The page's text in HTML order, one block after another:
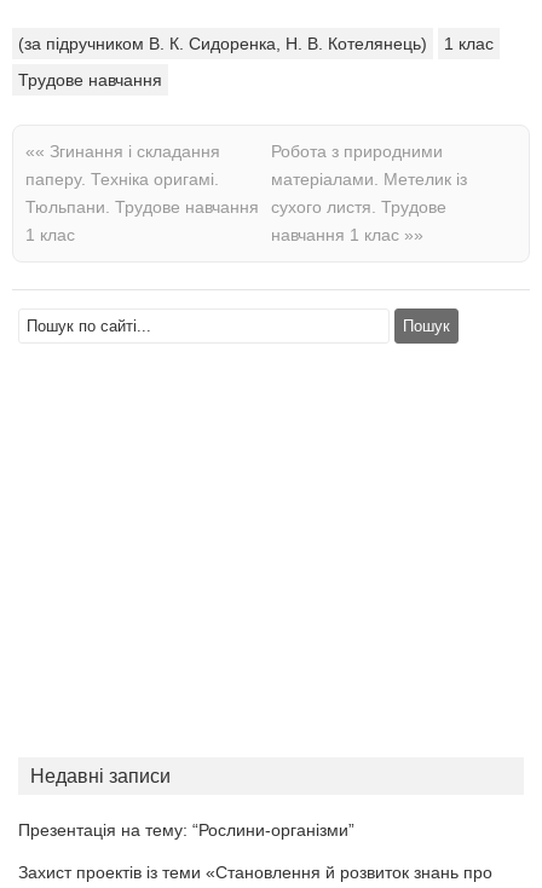
(за підручником В. К. Сидоренка, Н. В. Котелянець)
1 клас
Трудове навчання
«« Згинання і складання
паперу. Техніка оригамі.
Тюльпани. Трудове навчання
1 клас
Робота з природними
матеріалами. Метелик із
сухого листя. Трудове
навчання 1 клас »»
Недавні записи
Презентація на тему: “Рослини-організми”
Захист проектів із теми «Становлення й розвиток знань про